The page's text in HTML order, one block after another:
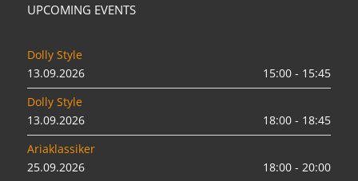
UPCOMING EVENTS
Dolly Style
13.09.2026
15:00 - 15:45
Dolly Style
13.09.2026
18:00 - 18:45
Ariaklassiker
25.09.2026
18:00 - 20:00